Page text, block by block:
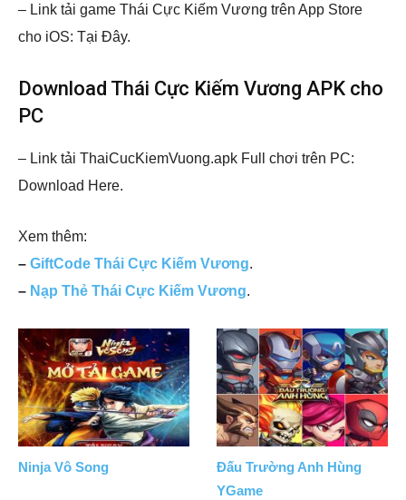
– Link tải game Thái Cực Kiếm Vương trên App Store
cho iOS: Tại Đây.
Download Thái Cực Kiếm Vương APK cho
PC
– Link tải ThaiCucKiemVuong.apk Full chơi trên PC:
Download Here.
Xem thêm:
– GiftCode Thái Cực Kiếm Vương.
– Nạp Thẻ Thái Cực Kiếm Vương.
Ninja Vô Song
Đấu Trường Anh Hùng
YGame